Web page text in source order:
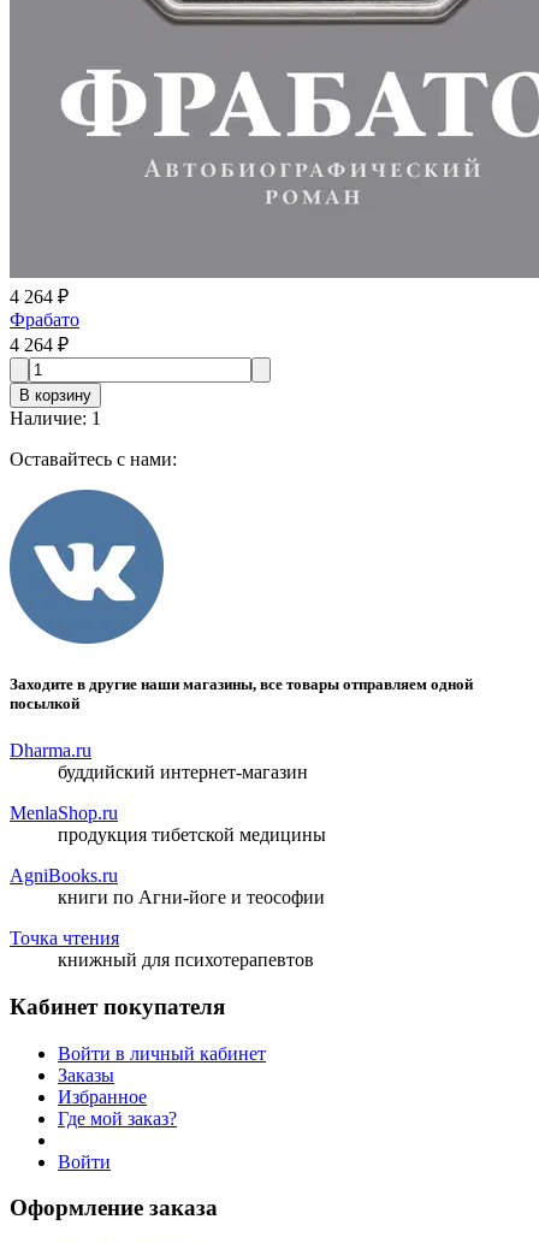
4 264 ₽
Фрабато
4 264 ₽
В корзину
Наличие: 1
Оставайтесь с нами:
Заходите в другие наши магазины, все товары отправляем одной
посылкой
Dharma.ru
буддийский интернет-магазин
MenlaShop.ru
продукция тибетской медицины
AgniBooks.ru
книги по Агни-йоге и теософии
Точка чтения
книжный для психотерапевтов
Кабинет покупателя
Войти в личный кабинет
Заказы
Избранное
Где мой заказ?
Войти
Оформление заказа